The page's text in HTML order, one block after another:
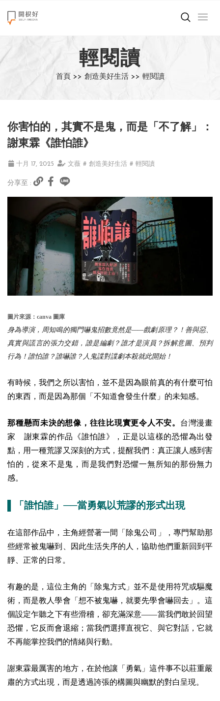
來點正能量
世界在想什麼
創造美好生活
職場商業經濟
影片專區
關於我們
輕閱讀
首頁 >> 創造美好生活 >> 輕閱讀
你害怕的，其實不是鬼，而是「不了解」：
謝東霖《誰怕誰》
十月 17, 2025 文薇 # 創造美好生活 # 輕閱讀
分享至 :
圖片來源：canva 圖庫
身為導演，周知鳴的獨門嚇鬼招數竟然是——戲劇原理？！善與惡、
真實與謊言的張力交錯，誰是編劇？誰才是演員？拆解意圖、預判
行為！誰怕誰？誰嚇誰？人鬼諜對諜劇本殺就此開始！
有時候，我們之所以害怕，並不是因為眼前真的有什麼可怕
的東西，而是因為那個「不知道會發生什麼」的未知感。
那種懸而未決的想像，往往比現實更令人不安。 台灣漫畫
家 謝東霖的作品《誰怕誰》，正是以這樣的恐懼為出發
點，用一種荒謬又深刻的方式，提醒我們：真正讓人感到害
怕的，從來不是鬼，而是我們對恐懼一無所知的那份無力
感。
▌「誰怕誰」──當勇氣以荒謬的形式出現
在這部作品中，主角經營著一間「除鬼公司」，專門幫助那
些經常被鬼嚇到、因此生活失序的人，協助他們重新回到平
靜、正常的日常。
有趣的是，這位主角的「除鬼方式」並不是使用符咒或驅魔
術，而是教人學會「想不被鬼嚇，就要先學會嚇回去」。這
個設定乍聽之下有些滑稽，卻充滿深意——當我們敢於回望
恐懼，它反而會退縮；當我們選擇直視它、與它對話，它就
不再能掌控我們的情緒與行動。
謝東霖最厲害的地方，在於他讓「勇氣」這件事不以莊重嚴
肅的方式出現，而是透過誇張的構圖與幽默的對白呈現。